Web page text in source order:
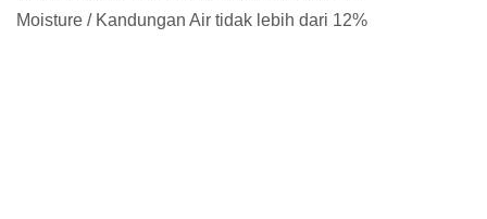
Moisture / Kandungan Air tidak lebih dari 12%